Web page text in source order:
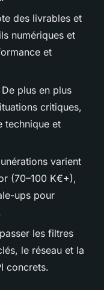
des livrables et
numériques et
et
De plus en plus
critiques,
technique et
varient
(70–100 K€+),
ups pour
les filtres
le réseau et la
concrets.